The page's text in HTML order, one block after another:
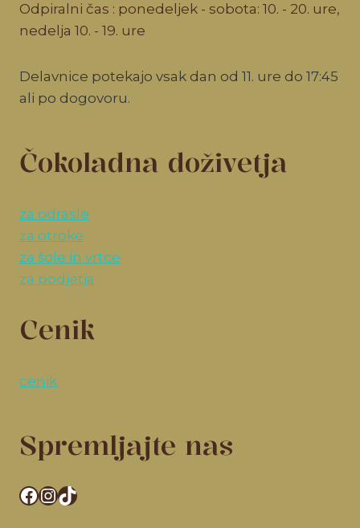
Odpiralni čas : ponedeljek - sobota: 10. - 20. ure,
nedelja 10. - 19. ure
Delavnice potekajo vsak dan od 11. ure do 17:45
ali po dogovoru.
Čokoladna doživetja
za odrasle
za otroke
za šole in vrtce
za podjetja
Cenik
cenik
Spremljajte nas
Facebook
Instagram
TikTok